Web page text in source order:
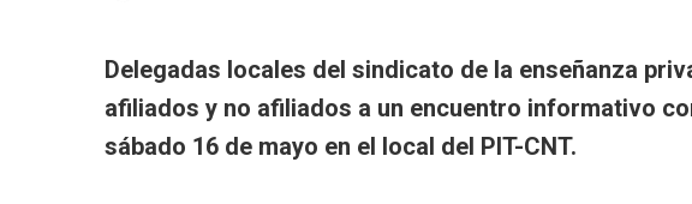
Delegadas locales del sindicato de la enseñanza
afiliados y no afiliados a un encuentro informativo
sábado 16 de mayo en el local del PIT-CNT.